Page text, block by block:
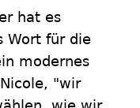
hat es
Wort für die
modernes
"wir